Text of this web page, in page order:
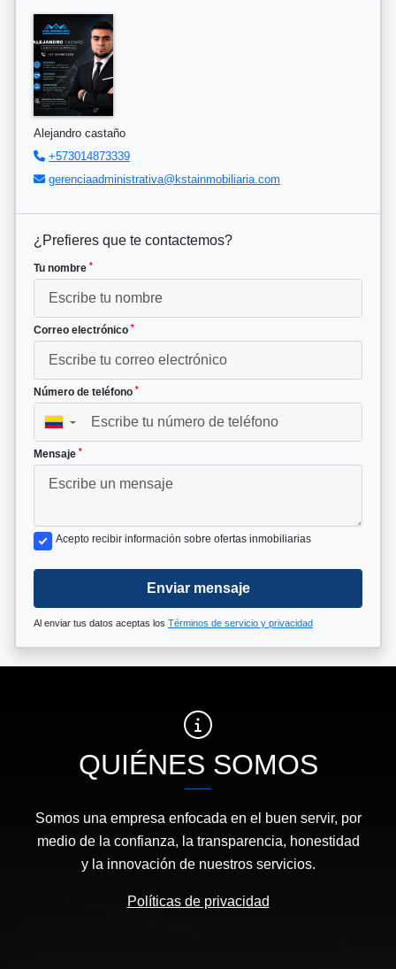
Alejandro castaño
+573014873339
gerenciaadministrativa@kstainmobiliaria.com
¿Prefieres que te contactemos?
Tu nombre *
Correo electrónico *
Número de teléfono *
▼
Mensaje *
Acepto recibir información sobre ofertas inmobiliarias
Enviar mensaje
Al enviar tus datos aceptas los Términos de servicio y privacidad
QUIÉNES SOMOS
Somos una empresa enfocada en el buen servir, por
medio de la confianza, la transparencia, honestidad
y la innovación de nuestros servicios.
Políticas de privacidad